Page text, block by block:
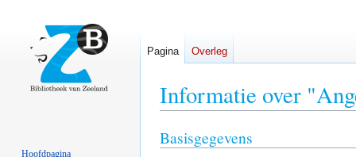
Informatie over
Naar
navigatie
Naar
zoeken
Basisgegevens
Pagina Overleg
Hoofdpagina